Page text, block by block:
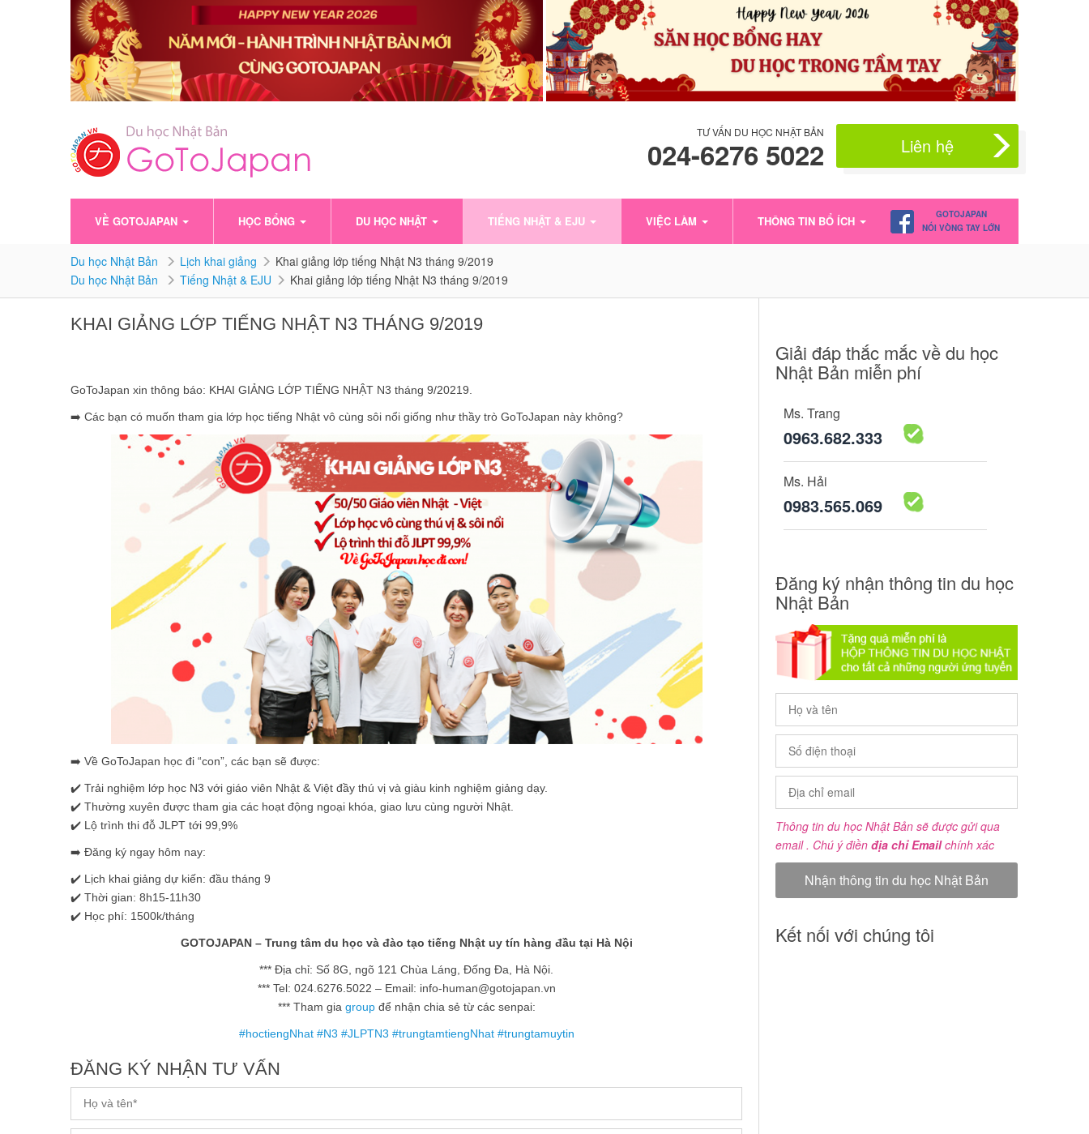
TƯ VẤN DU HỌC NHẬT BẢN
024-6276 5022 Liên hệ
VỀ GOTOJAPAN HỌC BỔNG DU HỌC NHẬT TIẾNG NHẬT & EJU VIỆC LÀM THÔNG TIN BỔ ÍCH
GOTOJAPAN
NỐI VÒNG TAY LỚN
Du học Nhật Bản Lịch khai giảng
Khai giảng lớp tiếng Nhật N3 tháng 9/2019
Du học Nhật Bản
Tiếng Nhật & EJU Khai giảng lớp tiếng Nhật N3 tháng 9/2019
KHAI GIẢNG LỚP TIẾNG NHẬT N3 THÁNG 9/2019
GoToJapan xin thông báo: KHAI GIẢNG LỚP TIẾNG NHẬT N3 tháng 9/20219.
➡️ Các bạn có muốn tham gia lớp học tiếng Nhật vô cùng sôi nổi giống như thầy trò GoToJapan này không?
➡️ Về GoToJapan học đi “con”, các bạn sẽ được:
✔️ Trải nghiệm lớp học N3 với giáo viên Nhật & Việt đầy thú vị và giàu kinh nghiệm giảng dạy.
✔️ Thường xuyên được tham gia các hoạt động ngoại khóa, giao lưu cùng người Nhật.
✔️ Lộ trình thi đỗ JLPT tới 99,9%
➡️ Đăng ký ngay hôm nay:
✔️ Lịch khai giảng dự kiến: đầu tháng 9
✔️ Thời gian: 8h15-11h30
✔️ Học phí: 1500k/tháng
GOTOJAPAN – Trung tâm du học và đào tạo tiếng Nhật uy tín hàng đầu tại Hà Nội
*** Địa chỉ: Số 8G, ngõ 121 Chùa Láng, Đống Đa, Hà Nội.
*** Tel: 024.6276.5022 – Email: info-human@gotojapan.vn
*** Tham gia groupđể nhận chia sẻ từ các senpai:
#hoctiengNhat #N3 #JLPTN3 #trungtamtiengNhat #trungtamuytin
ĐĂNG KÝ NHẬN TƯ VẤN
Giải đáp thắc mắc về du học
Nhật Bản miễn phí
Ms. Trang
0963.682.333
Ms. Hải
0983.565.069
Đăng ký nhận thông tin du học
Nhật Bản
Thông tin du học Nhật Bản sẽ được gửi qua
email . Chú ý điền địa chỉ Emailchính xác
Kết nối với chúng tôi